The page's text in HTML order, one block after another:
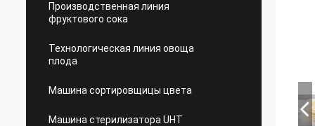
Производственная линия
фруктового сока
Технологическая линия овоща
плода
Машина сортировщицы цвета
Машина стерилизатора UHT